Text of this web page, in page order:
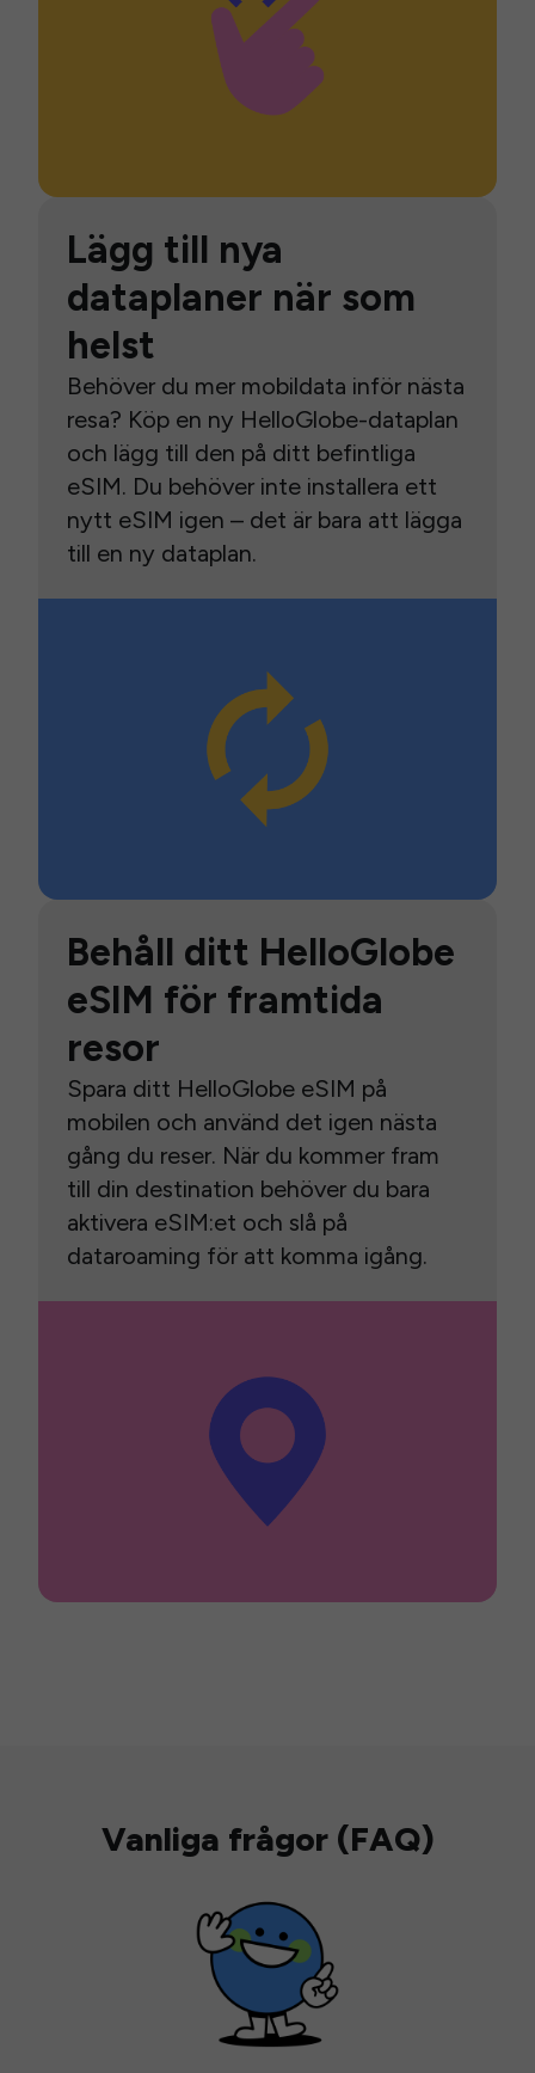
Lägg till nya
dataplaner när som
helst
Behöver du mer mobildata inför nästa
resa? Köp en ny HelloGlobe-dataplan
och lägg till den på ditt befintliga
eSIM. Du behöver inte installera ett
nytt eSIM igen – det är bara att lägga
till en ny dataplan.
Behåll ditt HelloGlobe
eSIM för framtida
resor
Spara ditt HelloGlobe eSIM på
mobilen och använd det igen nästa
gång du reser. När du kommer fram
till din destination behöver du bara
aktivera eSIM:et och slå på
dataroaming för att komma igång.
Vanliga frågor (FAQ)